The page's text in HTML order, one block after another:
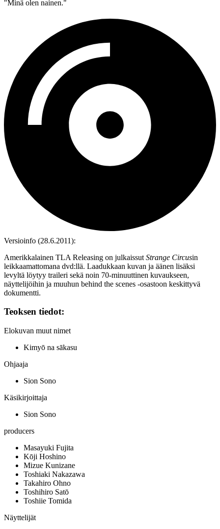
"Minä olen nainen."
Versioinfo (28.6.2011):
Amerikkalainen TLA Releasing on julkaissut Strange Circusin
leikkaamattomana dvd:llä. Laadukkaan kuvan ja äänen lisäksi
levyltä löytyy traileri sekä noin 70‑minuuttinen kuvaukseen,
näyttelijöihin ja muuhun behind the scenes ‑osastoon keskittyvä
dokumentti.
Teoksen tiedot:
Elokuvan muut nimet
Kimyō na sākasu
Ohjaaja
Sion Sono
Käsikirjoittaja
Sion Sono
producers
Masayuki Fujita
Kōji Hoshino
Mizue Kunizane
Toshiaki Nakazawa
Takahiro Ohno
Toshihiro Satō
Toshiie Tomida
Näyttelijät